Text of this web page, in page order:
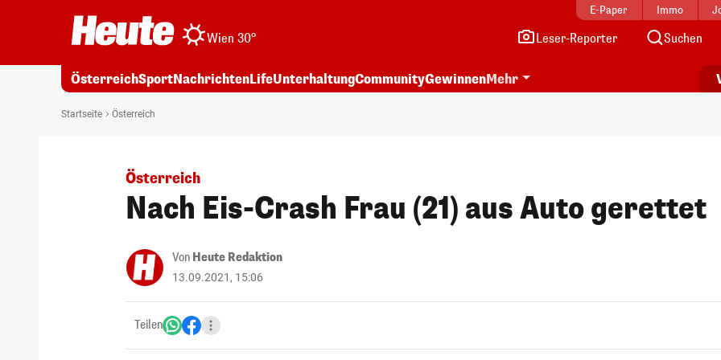
E-Paper Immo
Wien 30° Leser-Reporter Suchen
ÖsterreichSportNachrichtenLifeUnterhaltungCommunityGewinnenMehr
Startseite Österreich
Österreich
Nach Eis-Crash Frau (21) aus Auto gerettet
Von Heute Redaktion
13.09.2021, 15:06
Teilen